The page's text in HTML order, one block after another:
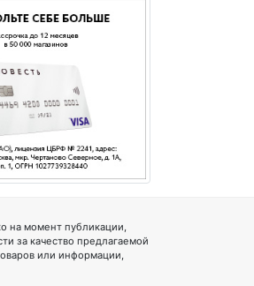
на момент публикации,
за качество предлагаемой
или информации,